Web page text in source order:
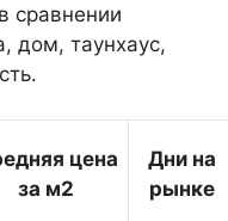
сравнении
дом, таунхаус,
цена
за м2
Дни на
рынке